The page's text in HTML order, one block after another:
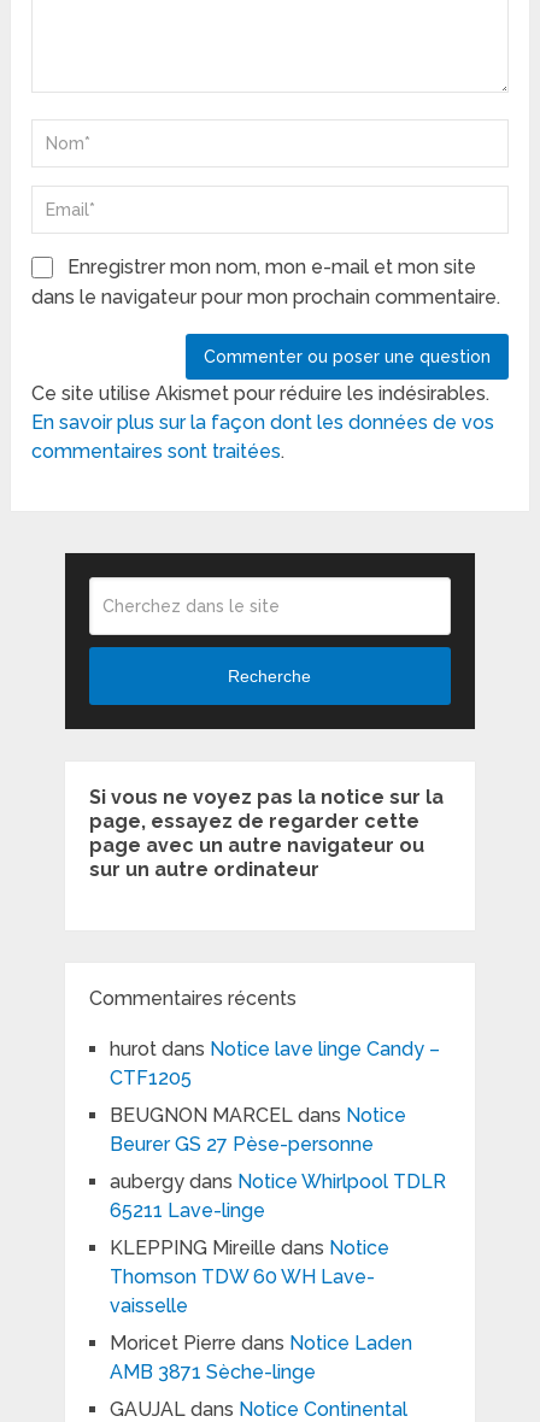
Enregistrer mon nom, mon e-mail et mon site
dans le navigateur pour mon prochain commentaire.
Ce site utilise Akismet pour réduire les indésirables.
En savoir plus sur la façon dont les données de vos
commentaires sont traitées.
Recherche
Si vous ne voyez pas la notice sur la
page, essayez de regarder cette
page avec un autre navigateur ou
sur un autre ordinateur
Commentaires récents
hurotdans Notice lave linge Candy –
CTF1205
BEUGNON MARCELdans Notice
Beurer GS 27 Pèse-personne
aubergydans Notice Whirlpool TDLR
65211 Lave-linge
KLEPPING Mireille dans Notice
Thomson TDW 60 WH Lave-
vaisselle
Moricet Pierre dans Notice Laden
AMB 3871 Sèche-linge
GAUJALdans Notice Continental